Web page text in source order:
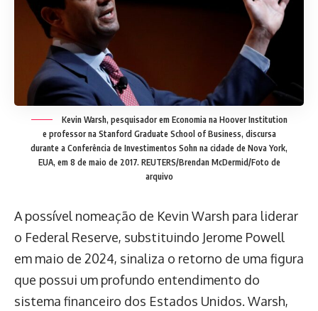
Kevin Warsh, pesquisador em Economia na Hoover Institution
e professor na Stanford Graduate School of Business, discursa
durante a Conferência de Investimentos Sohn na cidade de Nova York,
EUA, em 8 de maio de 2017. REUTERS/Brendan McDermid/Foto de
arquivo
A possível nomeação de Kevin Warsh para liderar
o Federal Reserve, substituindo Jerome Powell
em maio de 2024, sinaliza o retorno de uma figura
que possui um profundo entendimento do
sistema financeiro dos Estados Unidos. Warsh,